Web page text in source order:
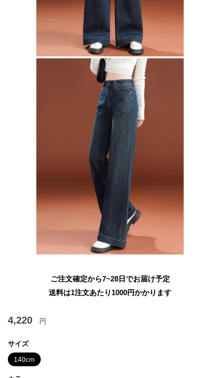
ご注文確定から7~28日でお届け予定
送料は1注文あたり 1000円かかります
4,220 円
サイズ
140cm